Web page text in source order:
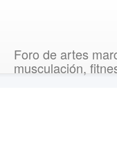
Foro de artes
musculación,